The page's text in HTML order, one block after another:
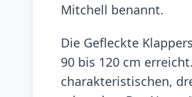
Mitchell benannt.
Die Gefleckte
90 bis 120 cm
charakteristischen,